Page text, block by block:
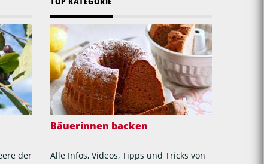
der
Bäuerinnen backen
Alle Infos, Videos, Tipps und Tricks von